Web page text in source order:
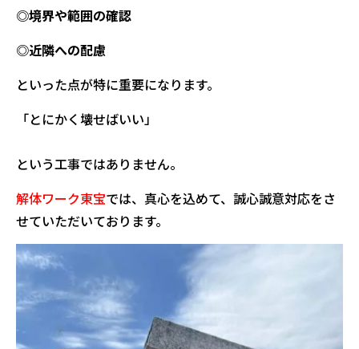
◎境界や範囲の確認
◎近隣への配慮
といった点が特に重要になります。
「とにかく壊せばいい」
という工事ではありません。
解体ワーク東宝では、真心を込めて、誠心誠意対応をさ
せていただいております。